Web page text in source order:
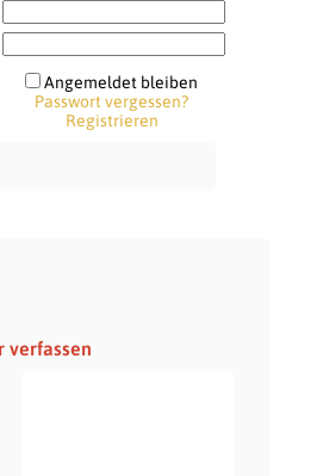
Angemeldet bleiben
Passwort vergessen?
Registrieren
verfassen